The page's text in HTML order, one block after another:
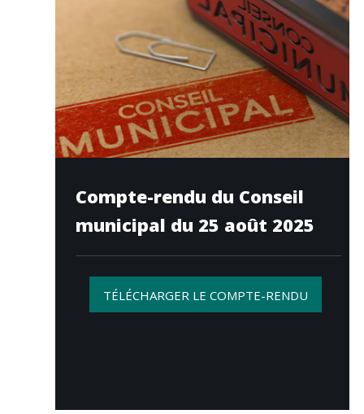
Compte-rendu du Conseil
municipal du 25 août 2025
TÉLÉCHARGER LE COMPTE-RENDU